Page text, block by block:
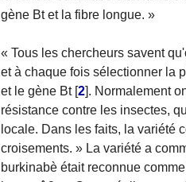
gène Bt et la fibre longue. »
« Tous les chercheurs savent
et à chaque fois sélectionner la
et le gène Bt[2]. Normalement
résistance contre les insectes,
locale. Dans les faits, la variété
croisements. » La variété a
burkinabè était reconnue